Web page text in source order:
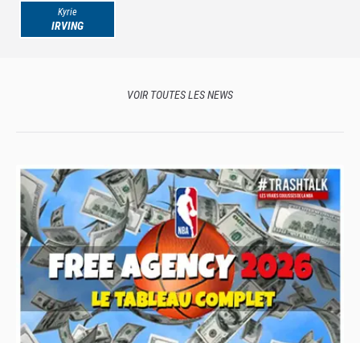
Kyrie
IRVING
VOIR TOUTES LES NEWS